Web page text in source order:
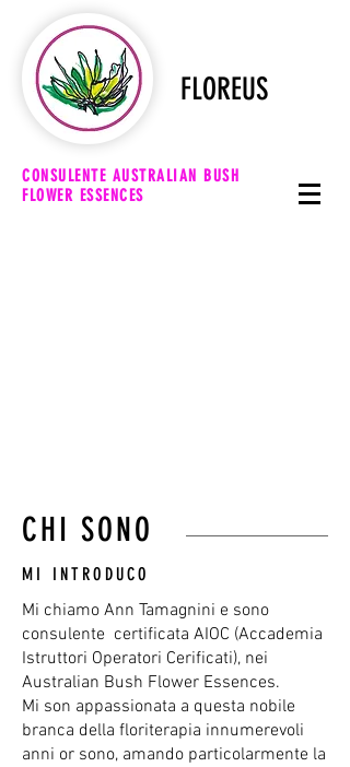
FLOREUS
CONSULENTE AUSTRALIAN BUSH
FLOWER ESSENCES
CHI SONO
MI INTRODUCO
Mi chiamo Ann Tamagnini e sono
consulente certificata AIOC (Accademia
Istruttori Operatori Cerificati), nei
Australian Bush Flower Essences.
Mi son appassionata a questa nobile
branca della floriterapia innumerevoli
anni or sono, amando particolarmente la